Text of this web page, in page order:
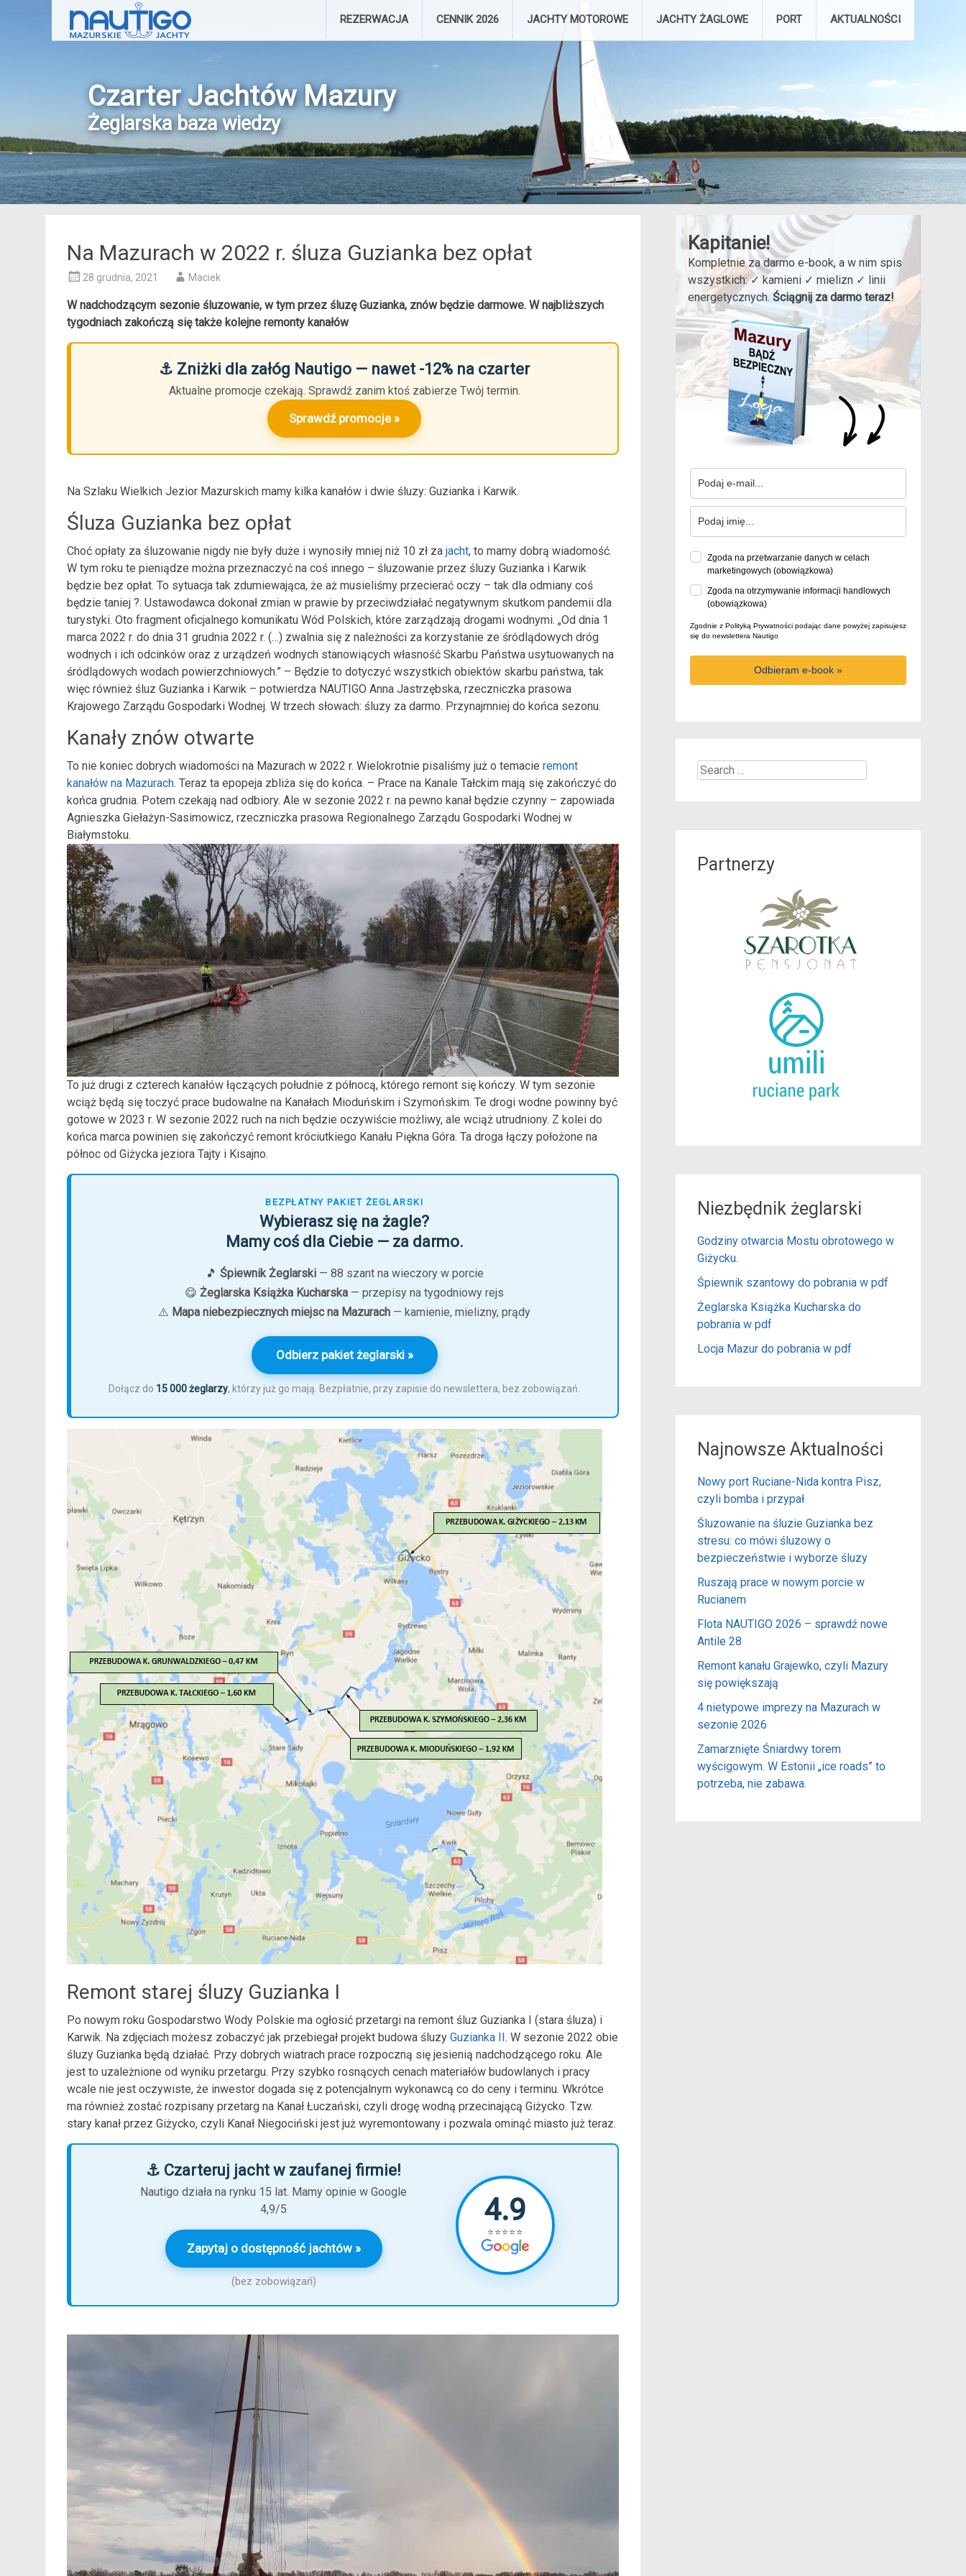
to
content
REZERWACJA CENNIK 2026 JACHTY MOTOROWE JACHTY ŻAGLOWE PORT AKTUALNOŚCI
Czarter Jachtów Mazury
Żeglarska baza wiedzy
Na Mazurach w 2022 r. śluza Guzianka bez opłat
28 grudnia, 2021 Maciek
W nadchodzącym sezonie śluzowanie, w tym przez śluzę Guzianka, znów będzie darmowe. W najbliższych
tygodniach zakończą się także kolejne remonty kanałów
⚓ Zniżki dla załóg Nautigo — nawet -12% na czarter
Aktualne promocje czekają. Sprawdź zanim ktoś zabierze Twój termin.
Sprawdź promocje »
Na Szlaku Wielkich Jezior Mazurskich mamy kilka kanałów i dwie śluzy: Guzianka i Karwik.
Śluza Guzianka bez opłat
Choć opłaty za śluzowanie nigdy nie były duże i wynosiły mniej niż 10 zł za jacht, to mamy dobrą wiadomość.
W tym roku te pieniądze można przeznaczyć na coś innego – śluzowanie przez śluzy Guzianka i Karwik
będzie bez opłat. To sytuacja tak zdumiewająca, że aż musieliśmy przecierać oczy – tak dla odmiany coś
będzie taniej ?. Ustawodawca dokonał zmian w prawie by przeciwdziałać negatywnym skutkom pandemii dla
turystyki. Oto fragment oficjalnego komunikatu Wód Polskich, które zarządzają drogami wodnymi. „Od dnia 1
marca 2022 r. do dnia 31 grudnia 2022 r. (…) zwalnia się z należności za korzystanie ze śródlądowych dróg
wodnych i ich odcinków oraz z urządzeń wodnych stanowiących własność Skarbu Państwa usytuowanych na
śródlądowych wodach powierzchniowych.” – Będzie to dotyczyć wszystkich obiektów skarbu państwa, tak
więc również śluz Guzianka i Karwik – potwierdza NAUTIGO Anna Jastrzębska, rzeczniczka prasowa
Krajowego Zarządu Gospodarki Wodnej. W trzech słowach: śluzy za darmo. Przynajmniej do końca sezonu.
Kanały znów otwarte
To nie koniec dobrych wiadomości na Mazurach w 2022 r. Wielokrotnie pisaliśmy już o temacie remont
kanałów na Mazurach. Teraz ta epopeja zbliża się do końca. – Prace na Kanale Tałckim mają się zakończyć do
końca grudnia. Potem czekają nad odbiory. Ale w sezonie 2022 r. na pewno kanał będzie czynny – zapowiada
Agnieszka Giełażyn-Sasimowicz, rzeczniczka prasowa Regionalnego Zarządu Gospodarki Wodnej w
Białymstoku.
To już drugi z czterech kanałów łączących południe z północą, którego remont się kończy. W tym sezonie
wciąż będą się toczyć prace budowalne na Kanałach Mioduńskim i Szymońskim. Te drogi wodne powinny być
gotowe w 2023 r. W sezonie 2022 ruch na nich będzie oczywiście możliwy, ale wciąż utrudniony. Z kolei do
końca marca powinien się zakończyć remont króciutkiego Kanału Piękna Góra. Ta droga łączy położone na
północ od Giżycka jeziora Tajty i Kisajno.
BEZPŁATNY PAKIET ŻEGLARSKI
Wybierasz się na żagle?
Mamy coś dla Ciebie — za darmo.
🎵 Śpiewnik Żeglarski— 88 szant na wieczory w porcie
😋Żeglarska Książka Kucharska — przepisy na tygodniowy rejs
⚠️ Mapa niebezpiecznych miejsc na Mazurach — kamienie, mielizny, prądy
Odbierz pakiet żeglarski »
Dołącz do 15 000 żeglarzy, którzy już go mają. Bezpłatnie, przy zapisie do newslettera, bez zobowiązań.
Remont starej śluzy Guzianka I
Po nowym roku Gospodarstwo Wody Polskie ma ogłosić przetargi na remont śluz Guzianka I (stara śluza) i
Karwik. Na zdjęciach możesz zobaczyć jak przebiegał projekt budowa śluzy Guzianka II. W sezonie 2022 obie
śluzy Guzianka będą działać. Przy dobrych wiatrach prace rozpoczną się jesienią nadchodzącego roku. Ale
jest to uzależnione od wyniku przetargu. Przy szybko rosnących cenach materiałów budowlanych i pracy
wcale nie jest oczywiste, że inwestor dogada się z potencjalnym wykonawcą co do ceny i terminu. Wkrótce
ma również zostać rozpisany przetarg na Kanał Łuczański, czyli drogę wodną przecinającą Giżycko. Tzw.
stary kanał przez Giżycko, czyli Kanał Niegociński jest już wyremontowany i pozwala ominąć miasto już teraz.
⚓ Czarteruj jacht w zaufanej firmie!
Nautigo działa na rynku 15 lat. Mamy opinie w Google
4,9/5
Zapytaj o dostępność jachtów »
(bez zobowiązań)
4.9
⭐⭐⭐⭐⭐
Kapitanie!
Kompletnie za darmo e-book, a w nim spis
wszystkich: ✓ kamieni ✓ mielizn ✓ linii
energetycznych. Ściągnij za darmo teraz!
Zgoda na przetwarzanie danych w celach
marketingowych (obowiązkowa)
Zgoda na otrzymywanie informacji handlowych
(obowiązkowa)
Zgodnie z Polityką Prywatności podając dane powyżej zapisujesz
się do newslettera Nautigo
Odbieram e-book »
Search
Partnerzy
Niezbędnik żeglarski
Godziny otwarcia Mostu obrotowego w
Giżycku.
Śpiewnik szantowy do pobrania w pdf
Żeglarska Książka Kucharska do
pobrania w pdf
Locja Mazur do pobrania w pdf
Najnowsze Aktualności
Nowy port Ruciane-Nida kontra Pisz,
czyli bomba i przypał
Śluzowanie na śluzie Guzianka bez
stresu: co mówi śluzowy o
bezpieczeństwie i wyborze śluzy
Ruszają prace w nowym porcie w
Rucianem
Flota NAUTIGO 2026 – sprawdź nowe
Antile 28
Remont kanału Grajewko, czyli Mazury
się powiększają
4 nietypowe imprezy na Mazurach w
sezonie 2026
Zamarznięte Śniardwy torem
wyścigowym. W Estonii „ice roads” to
potrzeba, nie zabawa.